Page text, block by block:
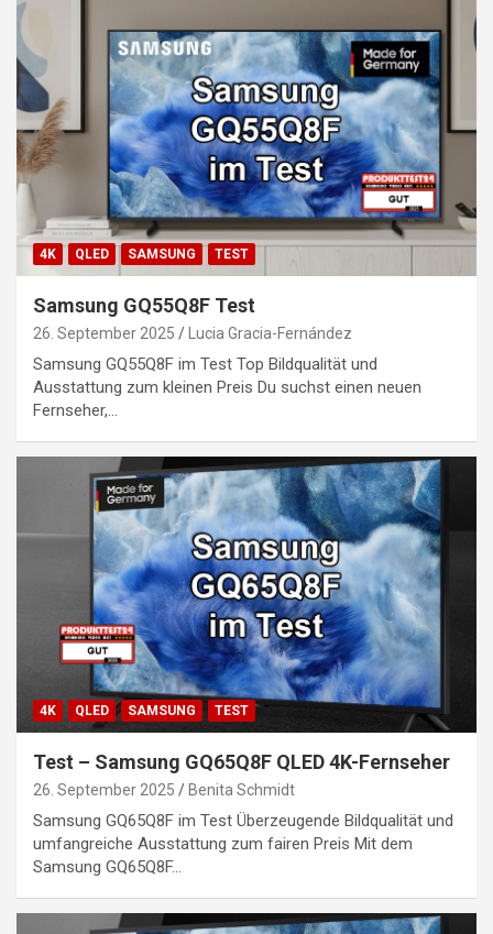
4K QLED SAMSUNG TEST
Samsung GQ55Q8F Test
26. September 2025 Lucia Gracia-Fernández
Samsung GQ55Q8F im Test Top Bildqualität und
Ausstattung zum kleinen Preis Du suchst einen neuen
Fernseher,…
4K QLED SAMSUNG TEST
Test – Samsung GQ65Q8F QLED 4K-Fernseher
26. September 2025 Benita Schmidt
Samsung GQ65Q8F im Test Überzeugende Bildqualität und
umfangreiche Ausstattung zum fairen Preis Mit dem
Samsung GQ65Q8F…